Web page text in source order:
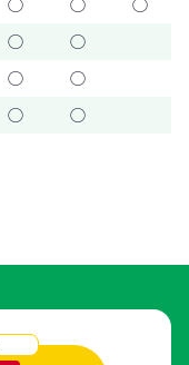
◯
◯
◯
◯
◯ ◯